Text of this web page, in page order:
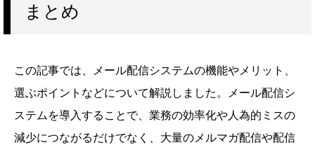
まとめ
この記事では、メール配信システムの機能やメリット、
選ぶポイントなどについて解説しました。メール配信シ
ステムを導入することで、業務の効率化や人為的ミスの
減少につながるだけでなく、大量のメルマガ配信や配信